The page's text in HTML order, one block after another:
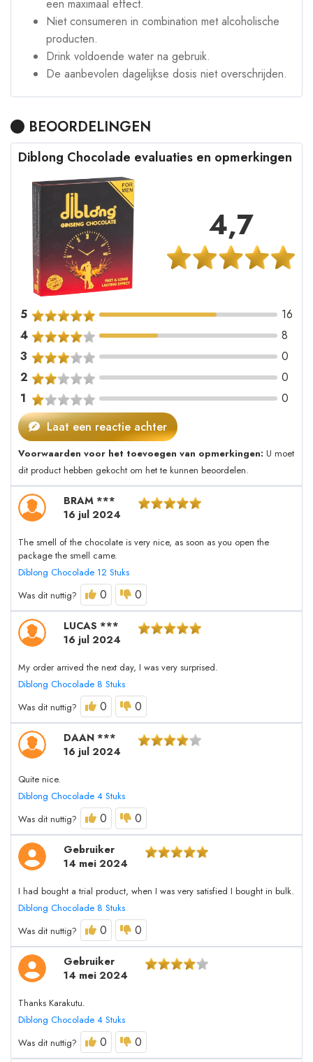
een maximaal effect.
Niet consumeren in combination met alcoholische
producten.
Drink voldoende water na gebruik.
De aanbevolen dagelijkse dosis niet overschrijden.
BEOORDELINGEN
Diblong Chocolade evaluaties en opmerkingen
4,7
5
16
4
8
3
0
2
0
1
0
Laat een reactie achter
Voorwaarden voor het toevoegen van opmerkingen: U moet
dit product hebben gekocht om het te kunnen beoordelen.
BRAM ***
16 jul 2024
The smell of the chocolate is very nice, as soon as you open the
package the smell came.
Diblong Chocolade 12 Stuks
Was dit nuttig?
0 0
LUCAS ***
16 jul 2024
My order arrived the next day, I was very surprised.
Diblong Chocolade 8 Stuks
Was dit nuttig?
0 0
DAAN ***
16 jul 2024
Quite nice.
Diblong Chocolade 4 Stuks
Was dit nuttig?
0 0
Gebruiker
14 mei 2024
I had bought a trial product, when I was very satisfied I bought in bulk.
Diblong Chocolade 8 Stuks
Was dit nuttig?
0 0
Gebruiker
14 mei 2024
Thanks Karakutu.
Diblong Chocolade 4 Stuks
Was dit nuttig?
0 0